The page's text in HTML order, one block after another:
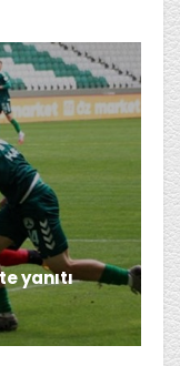
yanıtı
kararı